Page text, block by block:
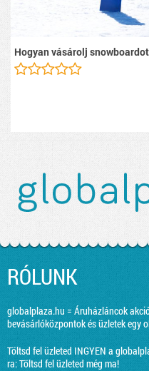
Hogyan vásárolj
RÓLUNK
globalplaza.hu = Áruházláncok
bevásárlóközpontok és üzletek egy
Töltsd fel üzleted INGYEN a
ra:Töltsd fel üzleted még ma!